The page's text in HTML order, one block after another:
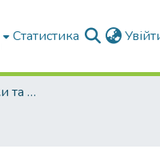
Статистика
Факультет Економіки та бізнесу